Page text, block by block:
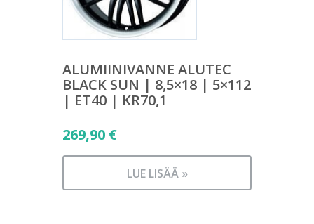
ALUMIINIVANNE ALUTEC
BLACK SUN | 8,5×18 | 5×112
| ET40 | KR70,1
269,90 €
LUE LISÄÄ »